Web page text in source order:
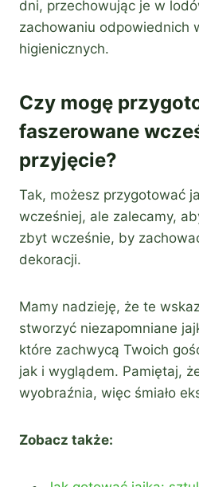
dni, przechowując je w
zachowaniu odpowiednich
higienicznych.
Czy mogę
faszerowane
przyjęcie?
Tak, możesz przygotować
wcześniej, ale zalecamy,
zbyt wcześnie, by
dekoracji.
Mamy nadzieję, że te
stworzyć niezapomniane
które zachwycą Twoich
jak i wyglądem. Pamiętaj,
wyobraźnia, więc śmiało
Zobacz także: